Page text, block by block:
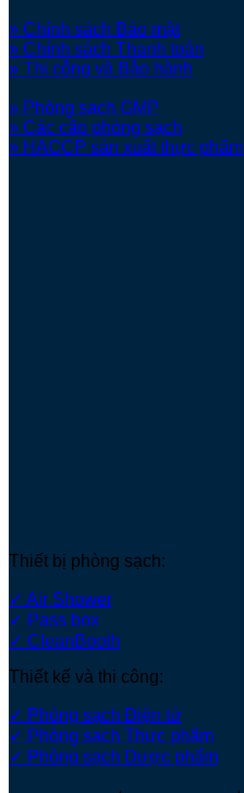
» Chính sách Bảo mật
» Chính sách Thanh toán
» Thi công và Bảo hành
» Phòng sạch GMP
» Các cấp phòng sạch
» HACCP sản xuất thực phẩm
Thiết bị phòng sạch:
✓ Air Shower
✓ Pass box
✓ CleanBooth
Thiết kế và thi công:
✓ Phòng sạch Điện tử
✓ Phòng sạch Thực phẩm
✓ Phòng sạch Dược phẩm